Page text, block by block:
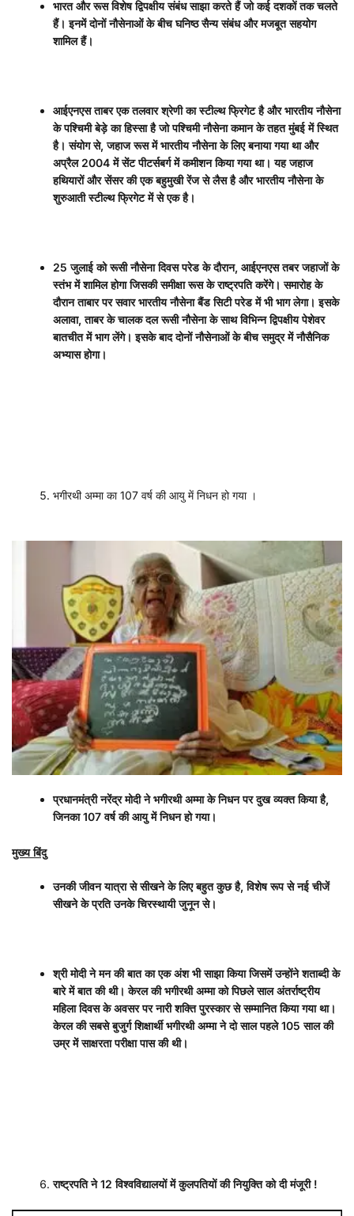
भारत और रूस विशेष द्विपक्षीय संबंध साझा करते हैं जो कई दशकों तक चलते
हैं। इनमें दोनों नौसेनाओं के बीच घनिष्ठ सैन्य संबंध और मजबूत सहयोग
शामिल हैं।
आईएनएस ताबर एक तलवार श्रेणी का स्टील्थ फ्रिगेट है और भारतीय नौसेना
के पश्चिमी बेड़े का हिस्सा है जो पश्चिमी नौसेना कमान के तहत मुंबई में स्थित
है। संयोग से,जहाज रूस में भारतीय नौसेना के लिए बनाया गया था और
अप्रैल 2004में सेंट पीटर्सबर्ग में कमीशन किया गया था। यह जहाज
हथियारों और सेंसर की एक बहुमुखी रेंज से लैस है और भारतीय नौसेना के
शुरुआती स्टील्थ फ्रिगेट में से एक है।
25जुलाई को रूसी नौसेना दिवस परेड के दौरान,आईएनएस तबर जहाजों के
स्तंभ में शामिल होगा जिसकी समीक्षा रूस के राष्ट्रपति करेंगे। समारोह के
दौरान ताबार पर सवार भारतीय नौसेना बैंड सिटी परेड में भी भाग लेगा। इसके
अलावा,ताबर के चालक दल रूसी नौसेना के साथ विभिन्न द्विपक्षीय पेशेवर
बातचीत में भाग लेंगे। इसके बाद दोनों नौसेनाओं के बीच समुद्र में नौसैनिक
अभ्यास होगा।
भगीरथी अम्मा का 107 वर्ष की आयु में निधन हो गया ।
प्रधानमंत्री नरेंद्र मोदी ने भगीरथी अम्मा के निधन पर दुख व्यक्त किया है,
जिनका107वर्ष की आयु में निधन हो गया।
मुख्य बिंदु
उनकी जीवन यात्रा से सीखने के लिए बहुत कुछ है,विशेष रूप से नई चीजें
सीखने के प्रति उनके चिरस्थायी जुनून से।
श्री मोदी ने मन की बात का एक अंश भी साझा किया जिसमें उन्होंने शताब्दी के
बारे में बात की थी। केरल की भगीरथी अम्मा को पिछले साल अंतर्राष्ट्रीय
महिला दिवस के अवसर पर नारी शक्ति पुरस्कार से सम्मानित किया गया था।
केरल की सबसे बुजुर्ग शिक्षार्थी भगीरथी अम्मा ने दो साल पहले105साल की
उम्र में साक्षरता परीक्षा पास की थी।
राष्ट्रपति ने12विश्वविद्यालयों में कुलपतियों की नियुक्ति को दी मंजूरी!